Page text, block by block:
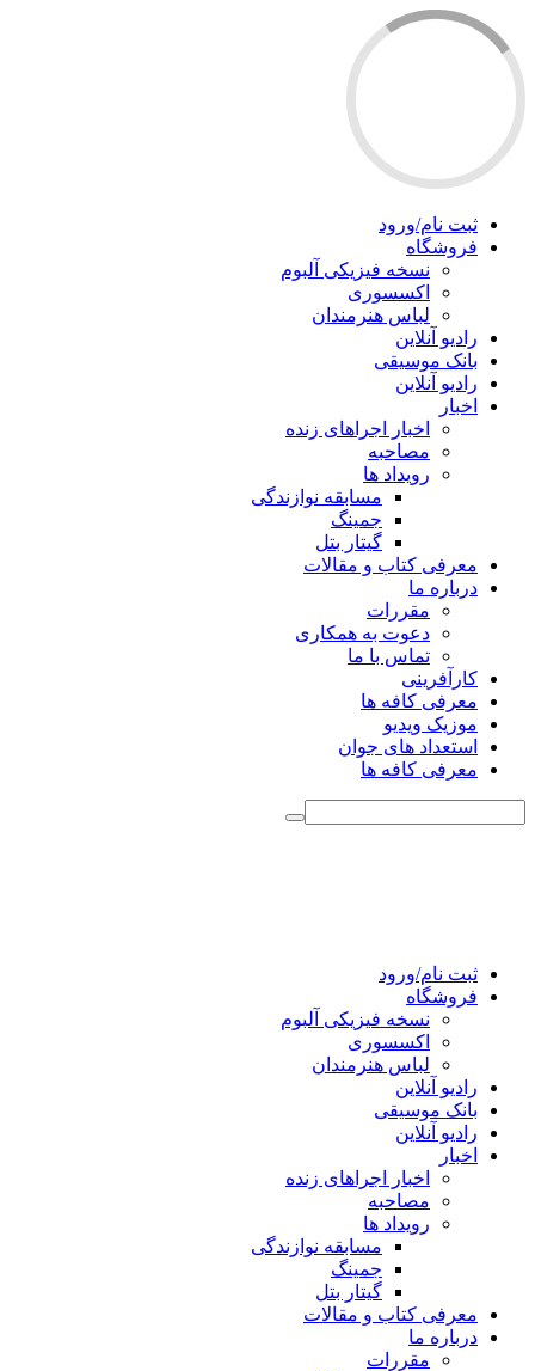
ثبت نام/ورود
فروشگاه
نسخه فیزیکی آلبوم
اکسسوری
لباس هنرمندان
رادیو آنلاین
بانک موسیقی
رادیو آنلاین
اخبار
اخبار اجراهای زنده
مصاحبه
رویداد ها
مسابقه نوازندگی
جمینگ
گیتار بتل
معرفی کتاب و مقالات
درباره ما
مقررات
دعوت به همکاری
تماس با ما
کارآفرینی
معرفی کافه ها
موزیک ویدیو
استعداد های جوان
معرفی کافه ها
ثبت نام/ورود
فروشگاه
نسخه فیزیکی آلبوم
اکسسوری
لباس هنرمندان
رادیو آنلاین
بانک موسیقی
رادیو آنلاین
اخبار
اخبار اجراهای زنده
مصاحبه
رویداد ها
مسابقه نوازندگی
جمینگ
گیتار بتل
معرفی کتاب و مقالات
درباره ما
مقررات